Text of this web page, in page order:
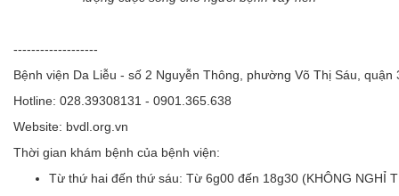
-------------------
Bệnh viện Da Liễu - số 2 Nguyễn Thông, phường Võ Thị Sáu, quận
Hotline: 028.39308131 - 0901.365.638
Website: bvdl.org.vn
Thời gian khám bệnh của bệnh viện:
Từ thứ hai đến thứ sáu: Từ 6g00 đến 18g30 (KHÔNG NGHỈ